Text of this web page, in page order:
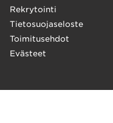
Rekrytointi
Tietosuojaseloste
Toimitusehdot
Evästeet